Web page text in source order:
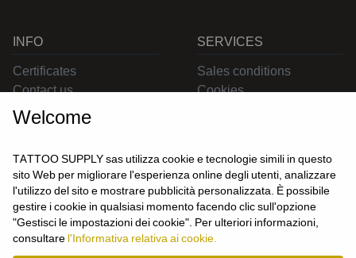
CONTACT US
INFO
Certificates
Contact us
SERVICES
Sales conditions
Cookies
USER
Login
Welcome
TATTOO SUPPLY sas utilizza cookie e tecnologie simili in questo
sito Web per migliorare l'esperienza online degli utenti, analizzare
l'utilizzo del sito e mostrare pubblicità personalizzata. È possibile
gestire i cookie in qualsiasi momento facendo clic sull'opzione
"Gestisci le impostazioni dei cookie". Per ulteriori informazioni,
consultare l'Informativa relativa ai cookie.